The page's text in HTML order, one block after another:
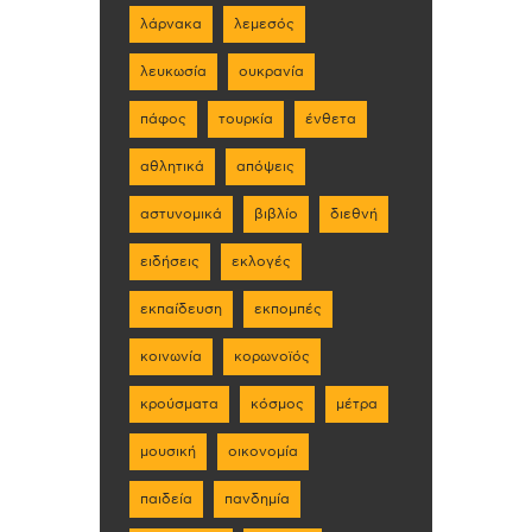
λάρνακα λεμεσός
λευκωσία ουκρανία
πάφος τουρκία ένθετα
αθλητικά απόψεις
αστυνομικά βιβλίο διεθνή
ειδήσεις εκλογές
εκπαίδευση εκπομπές
κοινωνία κορωνοϊός
κρούσματα κόσμος μέτρα
μουσική οικονομία
παιδεία πανδημία